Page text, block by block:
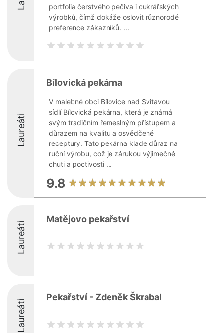
portfolia čerstvého pečiva i cukrářských
výrobků, čímž dokáže oslovit různorodé
preference zákazníků. ...
Laureáti
Bílovická pekárna
V malebné obci Bílovice nad Svitavou
sídlí Bílovická pekárna, která je známá
svým tradičním řemeslným přístupem a
důrazem na kvalitu a osvědčené
receptury. Tato pekárna klade důraz na
ruční výrobu, což je zárukou výjimečné
chuti a poctivosti ...
9.8
Laureáti
Matějovo pekařství
Laureáti
Pekařství - Zdeněk Škrabal